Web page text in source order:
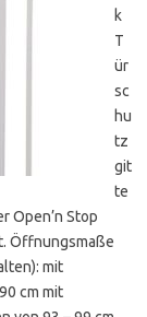
k
T
ür
sc
hu
tz
git
te
Open’n Stop
Öffnungsmaße
mit
cm mit